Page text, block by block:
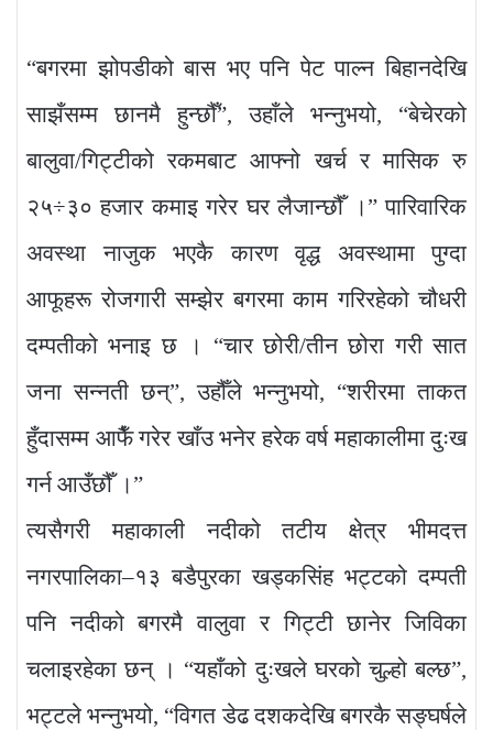
“बगरमा झोपडीको बास भए पनि पेट पाल्न बिहानदेखि
साझँसम्म छानमै हुन्छौँ”, उहाँले भन्नुभयो, “बेचेरको
बालुवा/गिट्टीको रकमबाट आफ्नो खर्च र मासिक रु
२५÷३० हजार कमाइ गरेर घर लैजान्छौँ ।” पारिवारिक
अवस्था नाजुक भएकै कारण वृद्ध अवस्थामा पुग्दा
आफूहरू रोजगारी सम्झेर बगरमा काम गरिरहेको चौधरी
दम्पतीको भनाइ छ । “चार छोरी/तीन छोरा गरी सात
जना सन्नती छन्”, उहौँले भन्नुभयो, “शरीरमा ताकत
हुँदासम्म आफैँ गरेर खाँउ भनेर हरेक वर्ष महाकालीमा दुःख
गर्न आउँछौँ ।”
त्यसैगरी महाकाली नदीको तटीय क्षेत्र भीमदत्त
नगरपालिका–१३ बडैपुरका खड्कसिंह भट्टको दम्पती
पनि नदीको बगरमै वालुवा र गिट्टी छानेर जिविका
चलाइरहेका छन् । “यहाँको दुःखले घरको चुल्हो बल्छ”,
भट्टले भन्नुभयो, “विगत डेढ दशकदेखि बगरकै सङ्घर्षले